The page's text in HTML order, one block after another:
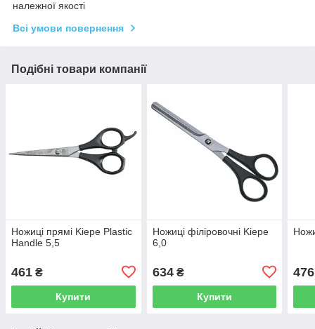
належної якості
Всі умови повернення
Подібні товари компанії
Ножиці прямі Kiepe Plastic
Handle 5,5
461 ₴
Купити
Ножиці філіровочні Kiepe
6,0
634₴
Купити
476